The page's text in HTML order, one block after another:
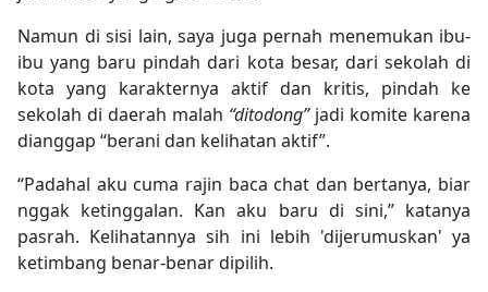
Namun di sisi lain, saya juga pernah menemukan ibu-
ibu yang baru pindah dari kota besar, dari sekolah di
kota yang karakternya aktif dan kritis, pindah ke
sekolah di daerah malah “ditodong”jadi komite karena
dianggap “berani dan kelihatan aktif”.
“Padahal aku cuma rajin baca chat dan bertanya, biar
nggak ketinggalan. Kan aku baru di sini,” katanya
pasrah. Kelihatannya sih ini lebih 'dijerumuskan' ya
ketimbang benar-benar dipilih.